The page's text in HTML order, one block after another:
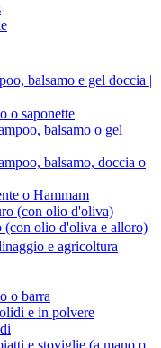
balsamo e gel doccia |
o saponette
balsamo o gel
balsamo, doccia o
o Hammam
(con olio d'oliva)
(con olio d'oliva e alloro)
e agricoltura
o barra
e in polvere
e stoviglie (a mano o